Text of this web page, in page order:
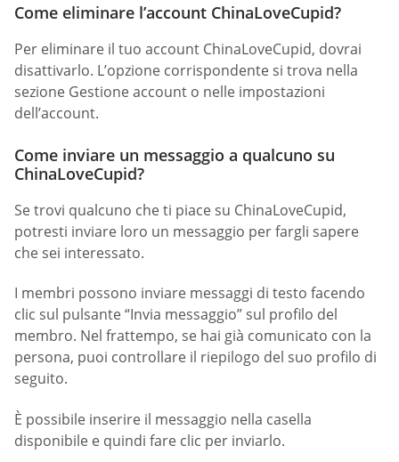
Come eliminare l’account ChinaLoveCupid?
Per eliminare il tuo account ChinaLoveCupid, dovrai
disattivarlo. L’opzione corrispondente si trova nella
sezione Gestione account o nelle impostazioni
dell’account.
Come inviare un messaggio a qualcuno su
ChinaLoveCupid?
Se trovi qualcuno che ti piace su ChinaLoveCupid,
potresti inviare loro un messaggio per fargli sapere
che sei interessato.
I membri possono inviare messaggi di testo facendo
clic sul pulsante “Invia messaggio” sul profilo del
membro. Nel frattempo, se hai già comunicato con la
persona, puoi controllare il riepilogo del suo profilo di
seguito.
È possibile inserire il messaggio nella casella
disponibile e quindi fare clic per inviarlo.